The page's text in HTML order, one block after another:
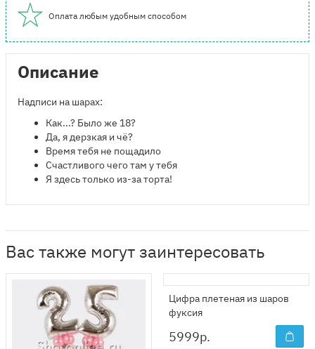
Оплата любым удобным способом
Описание
Надписи на шарах:
​Как...? Было же 18?
Да, я дерзкая и чё?
Время тебя не пощадило
Счастливого чего там у тебя
Я здесь только из-за торта!
Вас также могут заинтересовать
Цифра плетеная из шаров
фуксия
5999р.